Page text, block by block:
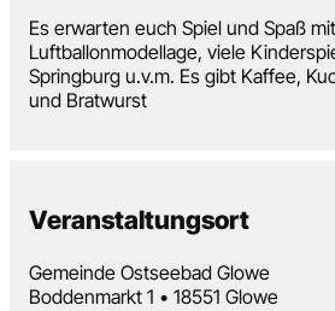
Es erwarten euch Spiel und Spaß
Luftballonmodellage, viele
Springburg u.v.m. Es gibt Kaffee,
und Bratwurst
Veranstaltungsort
Gemeinde Ostseebad Glowe
Boddenmarkt 1 • 18551 Glowe